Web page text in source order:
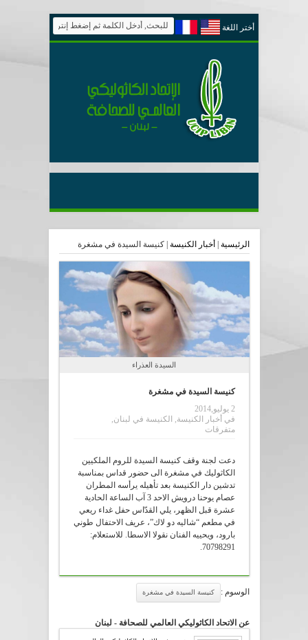
أختر اللغة
الرئيسية أخبار الكنيسة |كنيسة السيدة في مشغرة
السيدة العذراء
كنيسة السيدة في مشغرة
2 يوليو,2014
في أخبار الكنيسة الكنيسة في لبنان
متفرقات
دعت لجنة وقف كنيسة السيدة للروم الملكيين
الكاثوليك في مشغرة الى حضور قداس بمناسبة
تدشين دار الكنيسة بعد تأهيله يرأسه المطران
عصام يوحنا درويش الاحد 3 آب الساعة الحادية
عشرة قبل الظهر، يلي القدّاس حفل غداء ريعي
في مطعم “شاليه دو لاك”، عريف الاحتفال طوني
بارود، ويحييه الفنان نقولا الاسطا. للاستعلام:
70798291.
الوسوم : كنيسة السيدة في مشغرة
عن الاتحاد الكاثوليكي العالمي للصحافة - لبنان